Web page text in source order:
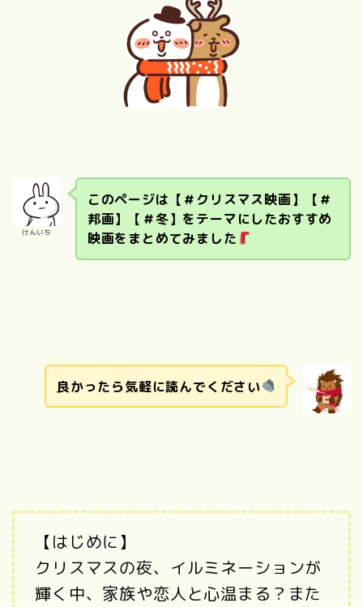
けんいち
このページは【＃クリスマス映画】【＃
邦画】【＃冬】をテーマにしたおすすめ
映画をまとめてみました
良かったら気軽に読んでください
【はじめに】
クリスマスの夜、イルミネーションが
輝く中、家族や恋人と心温まる？また